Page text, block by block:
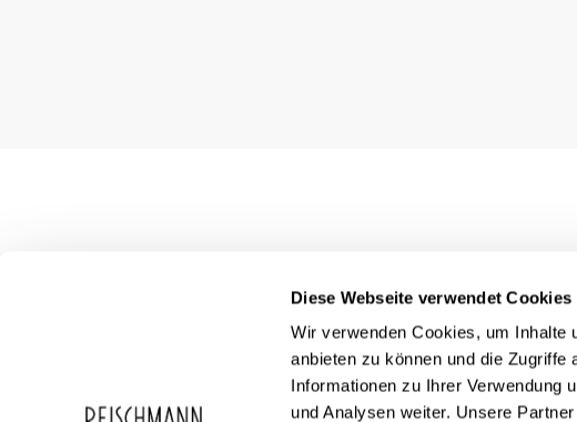
Diese Webseite verwendet Cookies
Wir verwenden Cookies, um Inhalte
anbieten zu können und die
Informationen zu Ihrer Verwendung
und Analysen weiter. Unsere